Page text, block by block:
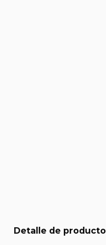
Detalle de producto